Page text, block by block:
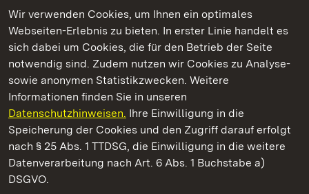
Wir verwenden Cookies, um Ihnen ein optimales
Webseiten-Erlebnis zu bieten. In erster Linie handelt es
sich dabei um Cookies, die für den Betrieb der Seite
notwendig sind. Zudem nutzen wir Cookies zu Analyse-
sowie anonymen Statistikzwecken. Weitere
Informationen finden Sie in unseren
Datenschutzhinweisen. Ihre Einwilligung in die
Speicherung der Cookies und den Zugriff darauf erfolgt
nach § 25 Abs. 1 TTDSG, die Einwilligung in die weitere
Datenverarbeitung nach Art. 6 Abs. 1 Buchstabe a)
DSGVO.
Kommen. Staunen. Genießen.
Schloss Favorite Rastatt
Staatliche Schlösser und Gärten Baden-Württemberg
Kontakt